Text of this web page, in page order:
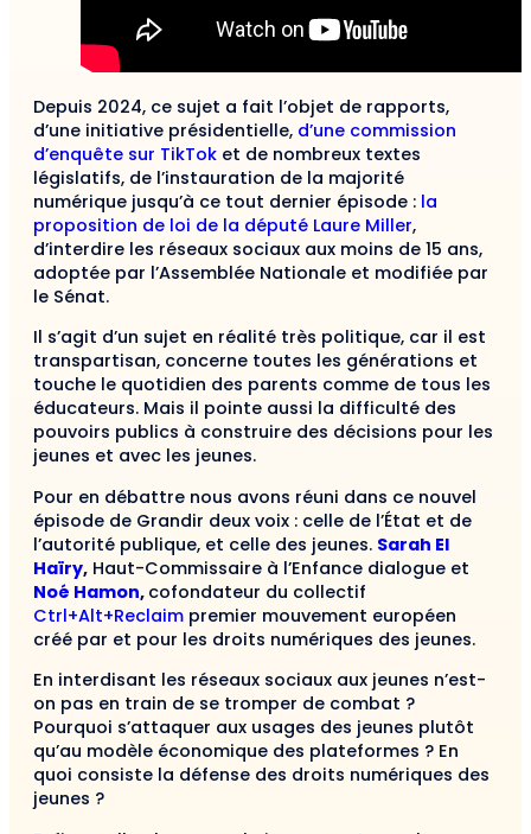
Depuis 2024, ce sujet a fait l’objet de rapports,
d’une initiative présidentielle, d’une commission
d’enquête sur TikTok et de nombreux textes
législatifs, de l’instauration de la majorité
numérique jusqu’à ce tout dernier épisode : la
proposition de loi de la député Laure Miller,
d’interdire les réseaux sociaux aux moins de 15 ans,
adoptée par l’Assemblée Nationale et modifiée par
le Sénat.
Il s’agit d’un sujet en réalité très politique, car il est
transpartisan, concerne toutes les générations et
touche le quotidien des parents comme de tous les
éducateurs. Mais il pointe aussi la difficulté des
pouvoirs publics à construire des décisions pour les
jeunes et avec les jeunes.
Pour en débattre nous avons réuni dans ce nouvel
épisode de Grandir deux voix : celle de l’État et de
l’autorité publique, et celle des jeunes. Sarah El
Haïry, Haut-Commissaire à l’Enfance dialogue et
Noé Hamon, cofondateur du collectif
Ctrl+Alt+Reclaim premier mouvement européen
créé par et pour les droits numériques des jeunes.
En interdisant les réseaux sociaux aux jeunes n’est-
on pas en train de se tromper de combat ?
Pourquoi s’attaquer aux usages des jeunes plutôt
qu’au modèle économique des plateformes ? En
quoi consiste la défense des droits numériques des
jeunes ?